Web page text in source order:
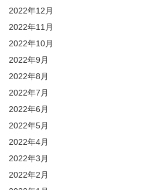
2022年12月
2022年11月
2022年10月
2022年9月
2022年8月
2022年7月
2022年6月
2022年5月
2022年4月
2022年3月
2022年2月